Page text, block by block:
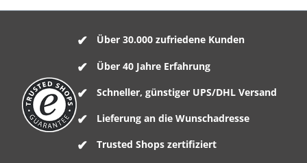
Über 30.000 zufriedene Kunden
Über 40 Jahre Erfahrung
Schneller, günstiger UPS/DHL Versand
Lieferung an die Wunschadresse
Trusted Shops zertifiziert